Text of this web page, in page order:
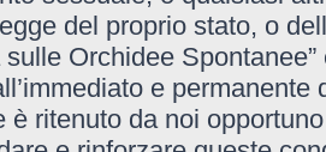
del proprio stato, o
Orchidee
e
è ritenuto da noi